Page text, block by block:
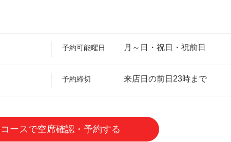
予約可能曜日 月～日・祝日・祝前日
予約締切 来店日の前日23時まで
ースで空席確認・予約する